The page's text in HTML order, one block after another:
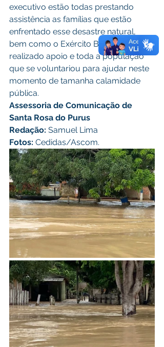
executivo estão todas prestando
assistência as famílias que estão
enfrentado esse desastre natural,
bem como o Exército Brasileiro tem
realizado apoio e toda a população
que se voluntariou para ajudar neste
momento de tamanha calamidade
pública.
Assessoria de Comunicação de
Santa Rosa do Purus
Redação: Samuel Lima
Fotos: Cedidas/Ascom.